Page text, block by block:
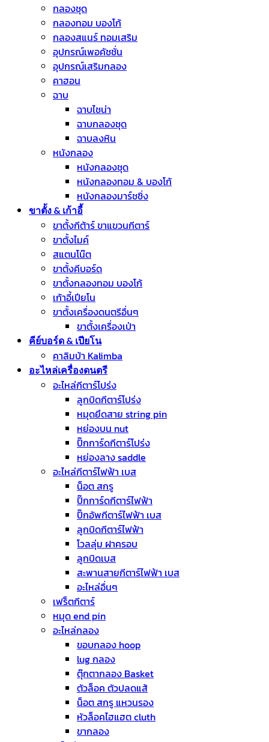
กลองชุด
กลองทอม บองโก้
กลองสแนร์ ทอมเสริม
อุปกรณ์เพอคัชชั่น
อุปกรณ์เสริมกลอง
คาฮอน
ฉาบ
ฉาบไชน่า
ฉาบกลองชุด
ฉาบลงหิน
หนังกลอง
หนังกลองชุด
หนังกลองทอม & บองโก้
หนังกลองมาร์ชชิ่ง
ขาตั้ง & เก้าอี้
ขาตั้งกีต้าร์ ขาแขวนกีตาร์
ขาตั้งไมค์
สแตนโน๊ต
ขาตั้งคีบอร์ด
ขาตั้งกลองทอม บองโก้
เก้าอี้เปียโน
ขาตั้งเครื่องดนตรีอื่นๆ
ขาตั้งเครื่องเป่า
คีย์บอร์ด & เปียโน
คาลิมบ้า Kalimba
อะไหล่เครื่องดนตรี
อะไหล่กีตาร์โปร่ง
ลูกบิดกีตาร์โปร่ง
หมุดยึดสาย string pin
หย่องบน nut
ปิ๊กการ์ดกีตาร์โปร่ง
หย่องลาง saddle
อะไหล่กีตาร์ไฟฟ้า เบส
น็อต สกรู
ปิ๊กการ์ดกีตาร์ไฟฟ้า
ปิ๊กอัพกีตาร์ไฟฟ้า เบส
ลูกบิดกีตาร์ไฟฟ้า
โวลลุ่ม ฝาครอบ
ลูกบิดเบส
สะพานสายกีตาร์ไฟฟ้า เบส
อะไหล่อื่นๆ
เฟร็ตกีตาร์
หมุด end pin
อะไหล่กลอง
ขอบกลอง hoop
lug กลอง
ตุ๊กตากลอง Basket
ตัวล็อค ตัวปลดแส้
น็อต สกรู แหวนรอง
หัวล็อคไฮแฮต cluth
ขากลอง